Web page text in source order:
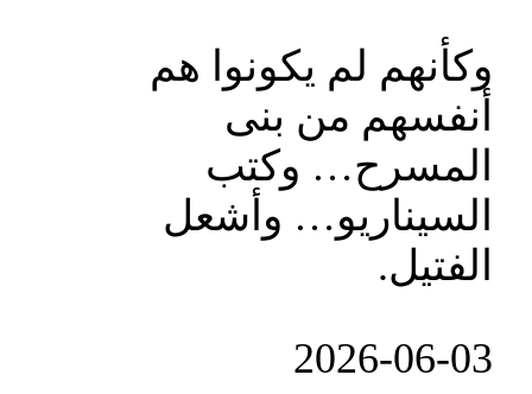
وكأنهم لم يكونوا هم
أنفسهم من بنى
المسرح… وكتب
السيناريو… وأشعل
الفتيل.
‎2026-‎06-‎03